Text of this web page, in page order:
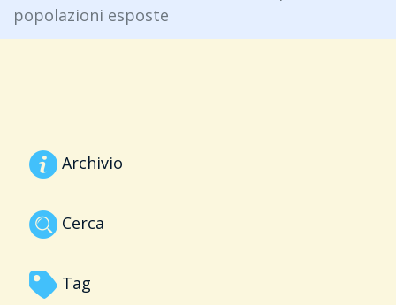
popolazioni esposte
Archivio
Cerca
Tag